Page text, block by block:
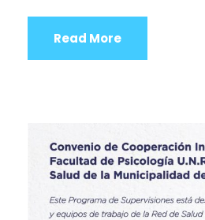
Read More